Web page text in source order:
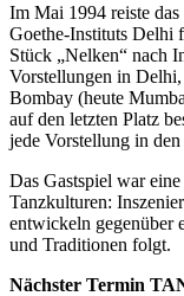
Im Mai 1994 reiste
Goethe-Instituts Delhi
Stück „Nelken“ nach
Vorstellungen in
Bombay (heute
auf den letzten Platz
jede Vorstellung in
Das Gastspiel war
Tanzkulturen:
entwickeln gegenüber
und Traditionen folgt.
Nächster Termin